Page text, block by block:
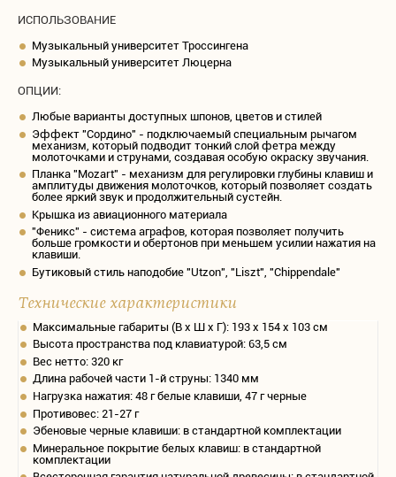
ИСПОЛЬЗОВАНИЕ
Музыкальный университет Троссингена
Музыкальный университет Люцерна
ОПЦИИ:
Любые варианты доступных шпонов, цветов и стилей
Эффект "Сордино" - подключаемый специальным рычагом
механизм, который подводит тонкий слой фетра между
молоточками и струнами, создавая особую окраску звучания.
Планка "Mozart" - механизм для регулировки глубины клавиш и
амплитуды движения молоточков, который позволяет создать
более яркий звук и продолжительный сустейн.
Крышка из авиационного материала
"Феникс" - система аграфов, которая позволяет получить
больше громкости и обертонов при меньшем усилии нажатия на
клавиши.
Бутиковый стиль наподобие "Utzon", "Liszt", "Chippendale"
Технические характеристики
Максимальные габариты (В х Ш х Г): 193 х 154 х 103 см
Высота пространства под клавиатурой: 63,5 см
Вес нетто: 320 кг
Длина рабочей части 1-й струны: 1340 мм
Нагрузка нажатия: 48 г белые клавиши, 47 г черные
Противовес: 21-27 г
Эбеновые черные клавиши: в стандартной комплектации
Минеральное покрытие белых клавиш: в стандартной
комплектации